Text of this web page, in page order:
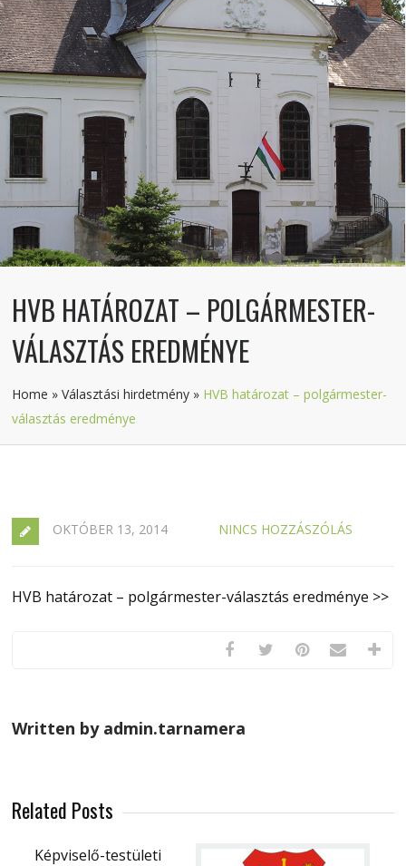
HVB HATÁROZAT – POLGÁRMESTER-
VÁLASZTÁS EREDMÉNYE
Home »Választási hirdetmény » HVB határozat – polgármester-
választás eredménye
OKTÓBER 13, 2014 NINCS HOZZÁSZÓLÁS
HVB határozat – polgármester-választás eredménye >>
Written by admin.tarnamera
Related Posts
Képviselő-testületi